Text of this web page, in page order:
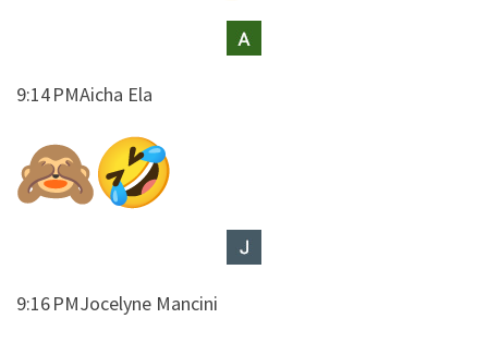
9:14 PMAicha Ela
9:16 PMJocelyne Mancini